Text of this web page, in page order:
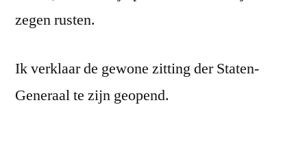
zegen rusten.
Ik verklaar de gewone zitting der Staten-
Generaal te zijn geopend.